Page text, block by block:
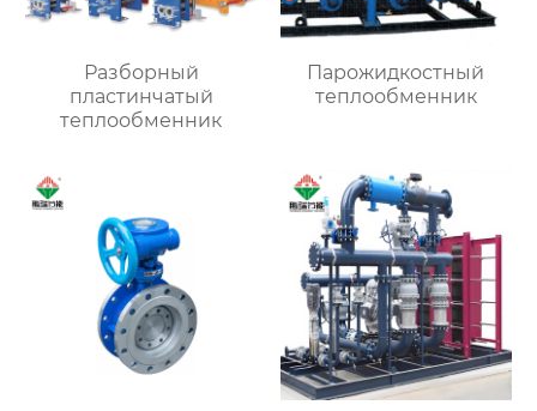
Разборный
пластинчатый
теплообменник
Парожидкостный
теплообменник